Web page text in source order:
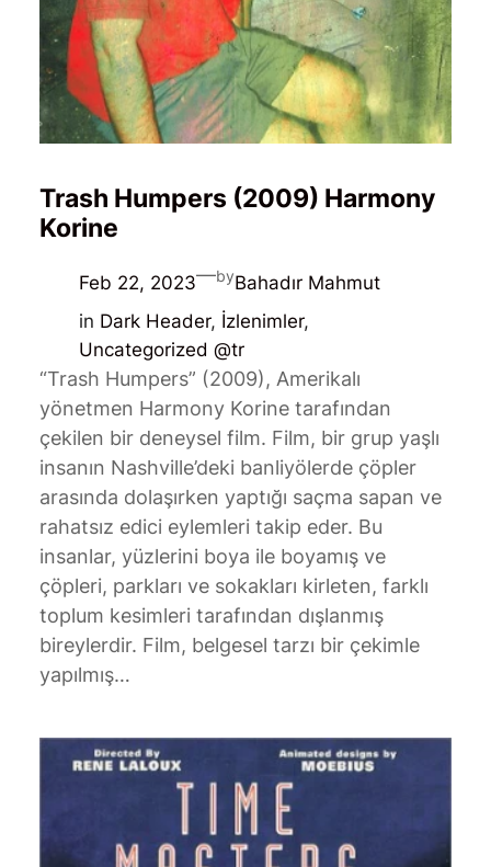
Trash Humpers (2009) Harmony
Korine
Feb 22, 2023—byBahadır Mahmut
in Dark Header, İzlenimler
Uncategorized @tr
“Trash Humpers” (2009), Amerikalı
yönetmen Harmony Korine tarafından
çekilen bir deneysel film. Film, bir grup yaşlı
insanın Nashville’deki banliyölerde çöpler
arasında dolaşırken yaptığı saçma sapan ve
rahatsız edici eylemleri takip eder. Bu
insanlar, yüzlerini boya ile boyamış ve
çöpleri, parkları ve sokakları kirleten, farklı
toplum kesimleri tarafından dışlanmış
bireylerdir. Film, belgesel tarzı bir çekimle
yapılmış…